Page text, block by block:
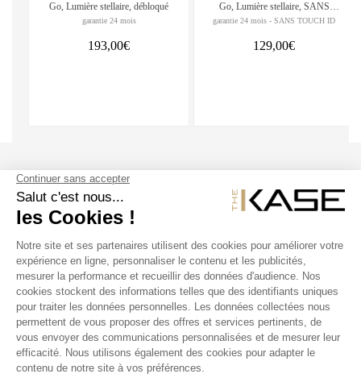
Go, Lumière stellaire, débloqué
garantie 24 mois
193,00€
Go, Lumière stellaire, SANS
TOUCH ID, débloqué
garantie 24 mois - SANS TOUCH ID
129,00€
NOS PRODUITS
THE KASE